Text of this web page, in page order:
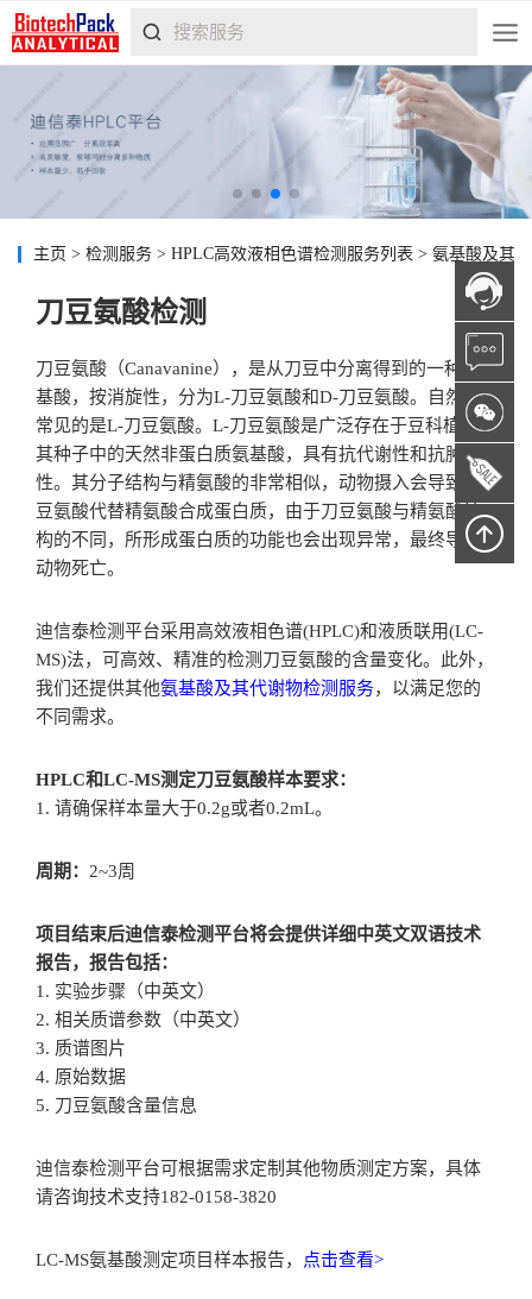
主页 > 检测服务 > HPLC高效液相色谱检测服务列表 > 氨基酸及其
刀豆氨酸检测
刀豆氨酸（Canavanine），是从刀豆中分离得到的一种氨
基酸，按消旋性，分为L-刀豆氨酸和D-刀豆氨酸。自然界
常见的是L-刀豆氨酸。L-刀豆氨酸是广泛存在于豆科植物及
其种子中的天然非蛋白质氨基酸，具有抗代谢性和抗肿瘤
性。其分子结构与精氨酸的非常相似，动物摄入会导致刀
豆氨酸代替精氨酸合成蛋白质，由于刀豆氨酸与精氨酸结
构的不同，所形成蛋白质的功能也会出现异常，最终导致
动物死亡。
迪信泰检测平台采用高效液相色谱(HPLC)和液质联用(LC-
MS)法，可高效、精准的检测刀豆氨酸的含量变化。此外，
我们还提供其他氨基酸及其代谢物检测服务，以满足您的
不同需求。
HPLC和LC-MS测定刀豆氨酸样本要求：
1. 请确保样本量大于0.2g或者0.2mL。
周期： 2~3周
项目结束后迪信泰检测平台将会提供详细中英文双语技术
报告，报告包括：
1. 实验步骤（中英文）
2. 相关质谱参数（中英文）
3. 质谱图片
4. 原始数据
5. 刀豆氨酸含量信息
迪信泰检测平台可根据需求定制其他物质测定方案，具体
请咨询技术支持182-0158-3820
LC-MS氨基酸测定项目样本报告， 点击查看>